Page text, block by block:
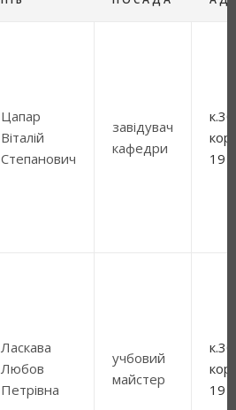
Цапар
Віталій
Степанович
завідувач
кафедри
19
Ласкава
Любов
Петрівна
учбовий
майстер
19